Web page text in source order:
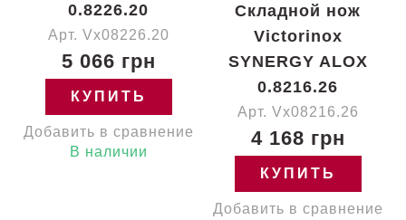
0.8226.20
Арт. Vx08226.20
5 066 грн
КУПИТЬ
Добавить в сравнение
В наличии
Складной нож
Victorinox
SYNERGY ALOX
0.8216.26
Арт. Vx08216.26
4 168 грн
КУПИТЬ
Добавить в сравнение